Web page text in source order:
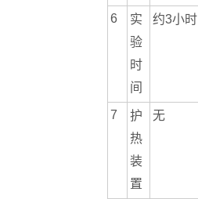
6
实
验
时
间
约3小时
7
护
热
装
置
无